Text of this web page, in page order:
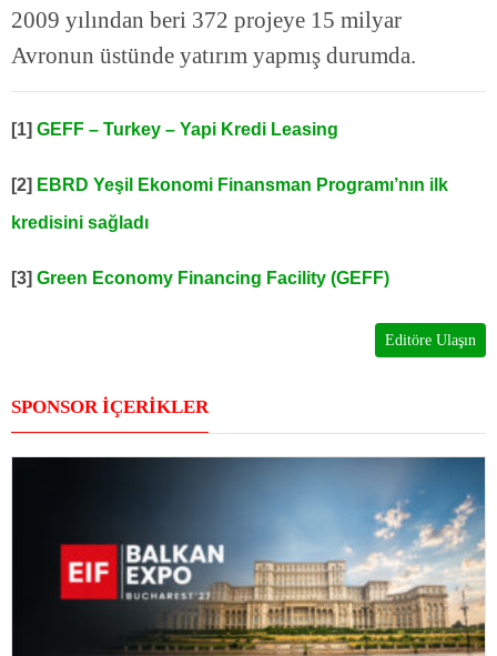
2009 yılından beri 372 projeye 15 milyar
Avronun üstünde yatırım yapmış durumda.
[1] GEFF – Turkey – Yapi Kredi Leasing
[2] EBRD Yeşil Ekonomi Finansman Programı’nın ilk
kredisini sağladı
[3] Green Economy Financing Facility (GEFF)
Editöre Ulaşın
SPONSOR İÇERİKLER